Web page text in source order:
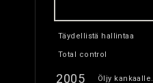
Täydellistä hallintaa
Total control
2005 Öljy kankaalle.